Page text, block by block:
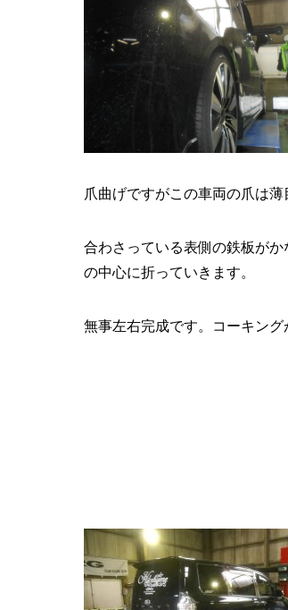
爪曲げですがこの車両の爪は
合わさっている表側の鉄板が
の中心に折っていきます。
無事左右完成です。コーキン